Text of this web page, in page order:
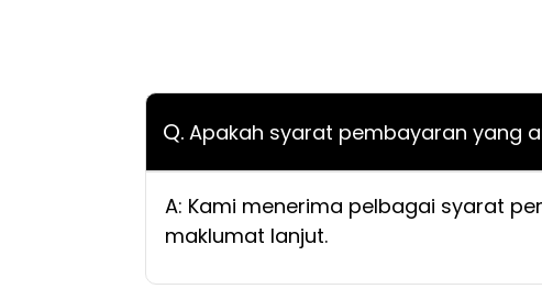
Q. Apakah syarat pembayaran yang
A: Kami menerima pelbagai syarat
maklumat lanjut.